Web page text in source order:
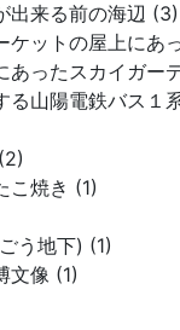
出来る前の海辺 (3)
ケットの屋上にあ
あったスカイガー
る山陽電鉄バス１
こ焼き (1)
う地下) (1)
文像 (1)